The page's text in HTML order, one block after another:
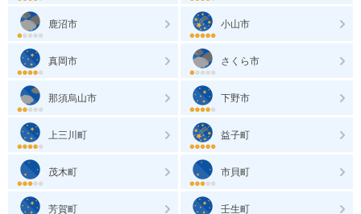
鹿沼市 小山市
真岡市 さくら市
那須烏山市 下野市
上三川町 益子町
茂木町 市貝町
芳賀町 壬生町